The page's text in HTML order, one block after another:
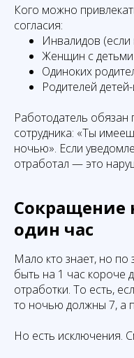
Кого можно
согласия:
Инвалидов (если
Женщин с детьми
Одиноких
Родителей
Работодатель обязан
сотрудника: «Ты
ночью». Если
отработал — это
Сокращение
один час
Мало кто знает, но по
быть на 1 час короче
отработки. То есть,
то ночью должны 7, а
Но есть исключения.